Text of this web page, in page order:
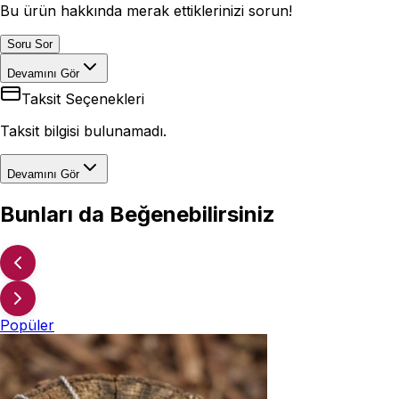
Bu ürün hakkında merak ettiklerinizi sorun!
Soru Sor
Devamını Gör
Taksit Seçenekleri
Taksit bilgisi bulunamadı.
Devamını Gör
Bunları da Beğenebilirsiniz
Popüler